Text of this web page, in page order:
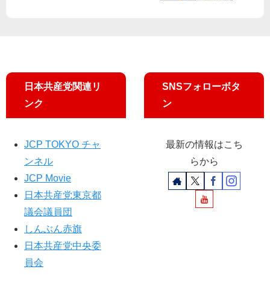
リ
拡
充
器
、
ブ
深
刻
日本共産党関連リ
ンク
JCP TOKYO チャ
ンネル
JCP Movie
日本共産党東京都
議会議員団
しんぶん赤旗
日本共産党中央委
員会
SNSフォローボタ
ン
最新の情報はこち
らから